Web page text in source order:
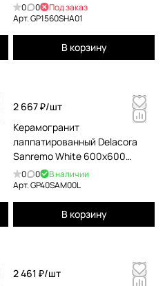
0 0
Под заказ
Арт.GP1560SHA01
В корзину
2 667 ₽/шт
Керамогранит
лаппатированный Delacora
Sanremo White 600x600
GP40SAM00L
0 0
В наличии
Арт.GP40SAM00L
В корзину
2 461 ₽/шт